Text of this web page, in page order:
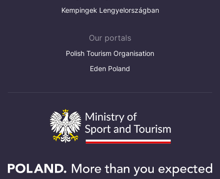
Kempingek Lengyelországban
Our portals
Polish Tourism Organisation
Eden Poland